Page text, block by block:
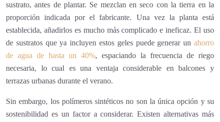
sustrato, antes de plantar. Se mezclan en seco con la tierra en la
proporción indicada por el fabricante. Una vez la planta está
establecida, añadirlos es mucho más complicado e ineficaz. El uso
de sustratos que ya incluyen estos geles puede generar un ahorro
de agua de hasta un 40%, espaciando la frecuencia de riego
necesaria, lo cual es una ventaja considerable en balcones y
terrazas urbanas durante el verano.
Sin embargo, los polímeros sintéticos no son la única opción y su
sostenibilidad es un factor a considerar. Existen alternativas más